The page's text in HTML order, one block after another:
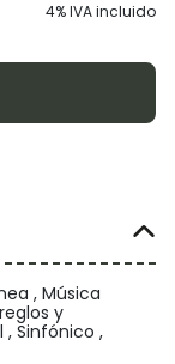
4% IVA incluido
, Música
y
, Sinfónico ,